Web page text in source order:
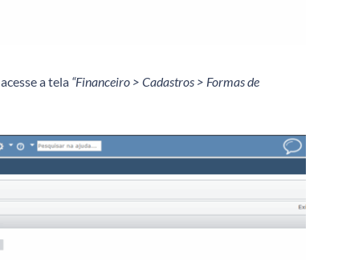
a tela “Financeiro > Cadastros > Formas de